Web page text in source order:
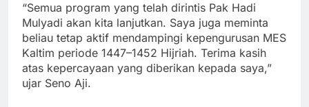
“Semua program yang telah dirintis Pak Hadi
Mulyadi akan kita lanjutkan. Saya juga meminta
beliau tetap aktif mendampingi kepengurusan MES
Kaltim periode 1447–1452 Hijriah. Terima kasih
atas kepercayaan yang diberikan kepada saya,”
ujar Seno Aji.